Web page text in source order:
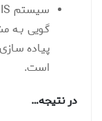
پیـاده
است.
در نتیجه…